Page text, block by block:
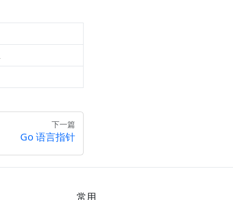
下一篇
Go 语言指针
常用